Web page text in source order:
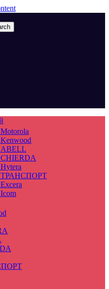
ABELL
CHIERDA
ТРАНСПОРТ